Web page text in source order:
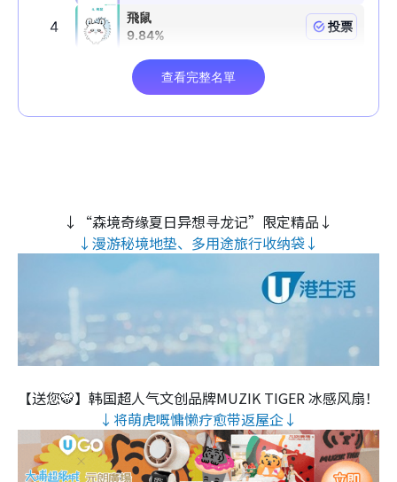
↓“森境奇缘夏日异想寻龙记”限定精品↓
↓漫游秘境地垫、多用途旅行收纳袋↓
【送您🐯】韩国超人气文创品牌MUZIK TIGER 冰感风扇！
↓将萌虎嘅慵懒疗愈带返屋企↓